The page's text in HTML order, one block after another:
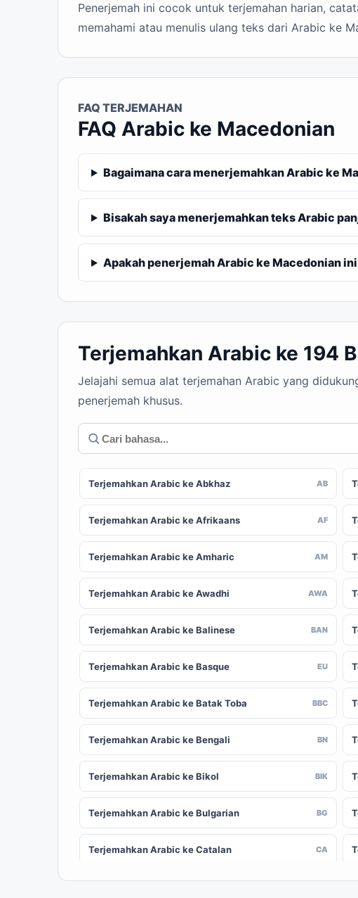
Penerjemah ini cocok untuk terjemahan harian,
memahami atau menulis ulang teks dari Arabic ke
FAQ TERJEMAHAN
FAQ Arabic ke Macedonian
Bagaimana cara menerjemahkan Arabic ke
Bisakah saya menerjemahkan teks Arabic
Apakah penerjemah Arabic ke Macedonian
Terjemahkan Arabic ke 194
Jelajahi semua alat terjemahan Arabic yang
penerjemah khusus.
Terjemahkan Arabic ke Abkhaz AB
Terjemahkan Arabic ke Afrikaans AF
Terjemahkan Arabic ke Amharic AM
Terjemahkan Arabic ke Awadhi AWA
Terjemahkan Arabic ke Balinese BAN
Terjemahkan Arabic ke Basque EU
Terjemahkan Arabic ke Batak Toba BBC
Terjemahkan Arabic ke Bengali BN
Terjemahkan Arabic ke Bikol BIK
Terjemahkan Arabic ke Bulgarian BG
Terjemahkan Arabic ke Catalan CA